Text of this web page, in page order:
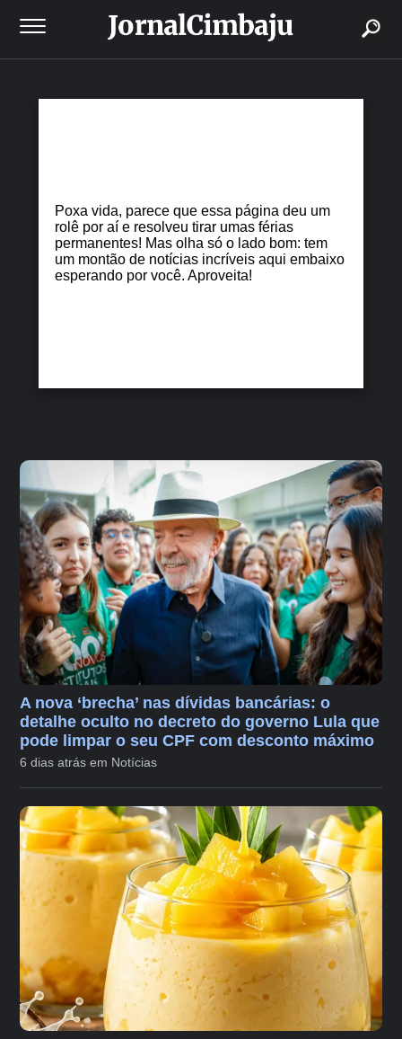
Poxa vida, parece que essa página deu um
rolê por aí e resolveu tirar umas férias
permanentes! Mas olha só o lado bom: tem
um montão de notícias incríveis aqui embaixo
esperando por você. Aproveita!
A nova ‘brecha’ nas dívidas bancárias: o
detalhe oculto no decreto do governo Lula que
pode limpar o seu CPF com desconto máximo
6 dias atrás em Notícias